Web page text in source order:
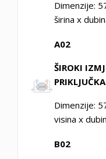
Dimenzije:
širina x
A02
ŠIROKI
Dimenzije:
visina x
B02